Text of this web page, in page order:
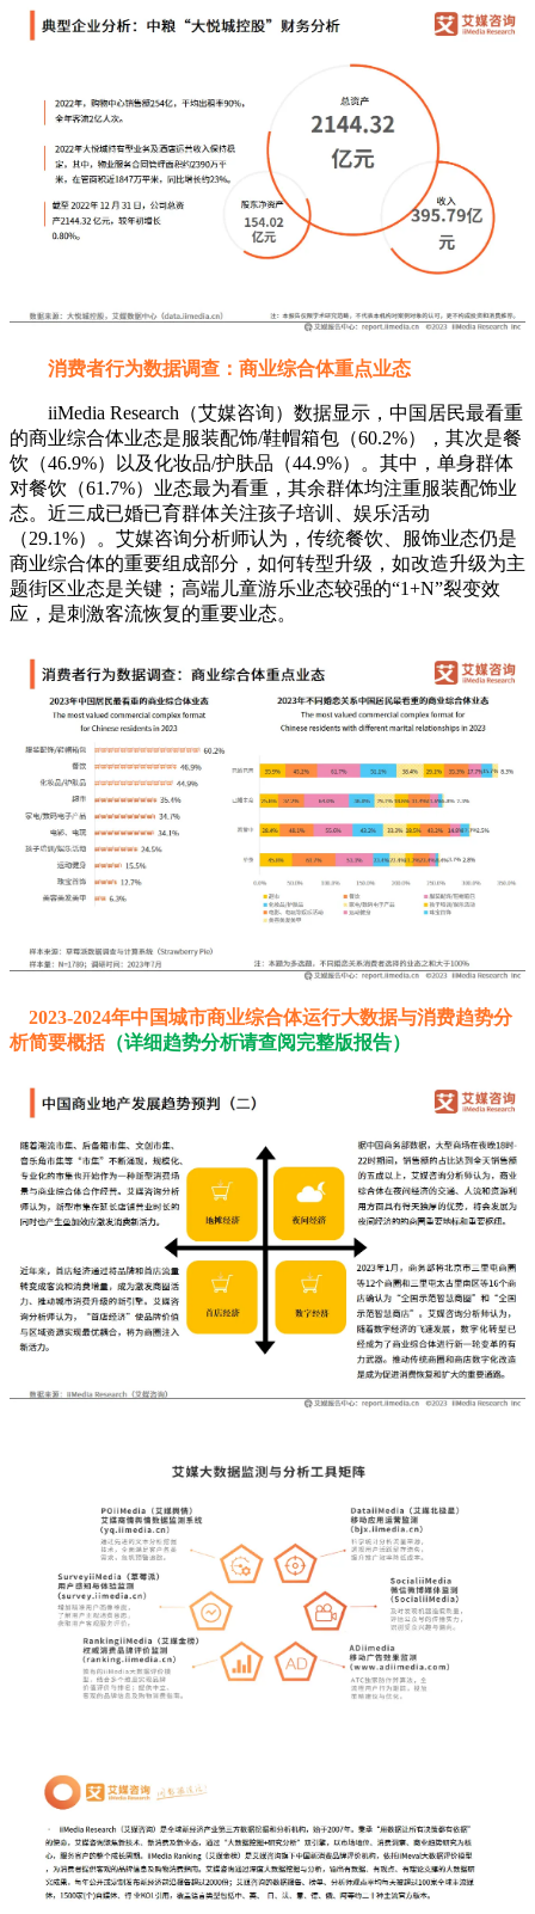
消费者行为数据调查：商业综合体重点业态
iiMedia Research（艾媒咨询）数据显示，中国居民最看重
的商业综合体业态是服装配饰/鞋帽箱包（60.2%），其次是餐
饮（46.9%）以及化妆品/护肤品（44.9%）。其中，单身群体
对餐饮（61.7%）业态最为看重，其余群体均注重服装配饰业
态。近三成已婚已育群体关注孩子培训、娱乐活动
（29.1%）。艾媒咨询分析师认为，传统餐饮、服饰业态仍是
商业综合体的重要组成部分，如何转型升级，如改造升级为主
题街区业态是关键；高端儿童游乐业态较强的“1+N”裂变效
应，是刺激客流恢复的重要业态。
2023-2024年中国城市商业综合体运行大数据与消费趋势分
析简要概括（详细趋势分析请查阅完整版报告）